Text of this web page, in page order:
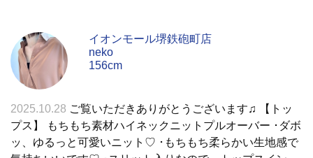
イオンモール堺鉄砲町店
neko
156cm
2025.10.28 ご覧いただきありがとうございます♫ 【トッ
プス】 もちもち素材ハイネックニットプルオーバー ･ダボ
ッ、ゆるっと可愛いニット♡ ･もちもち柔らかい生地感で